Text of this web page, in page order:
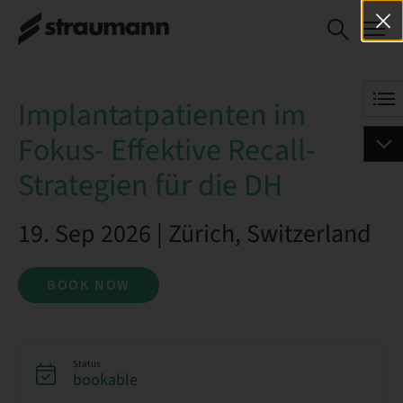
Implantatpatienten im Fokus-
Effektive Recall-Strategien für
BOOK NOW
Implantatpatienten im
Fokus- Effektive Recall-
Strategien für die DH
19. Sep 2026 | Zürich, Switzerland
BOOK NOW
Status
bookable